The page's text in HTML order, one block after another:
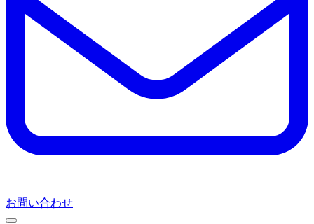
お問い合わせ